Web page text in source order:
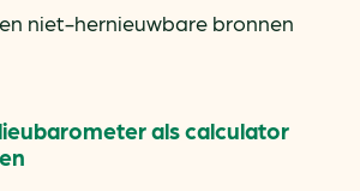
niet-hernieuwbare bronnen
als calculator